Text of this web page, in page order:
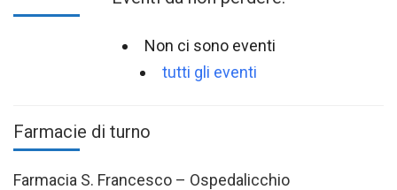
Non ci sono eventi
tutti gli eventi
Farmacie di turno
Farmacia S. Francesco – Ospedalicchio